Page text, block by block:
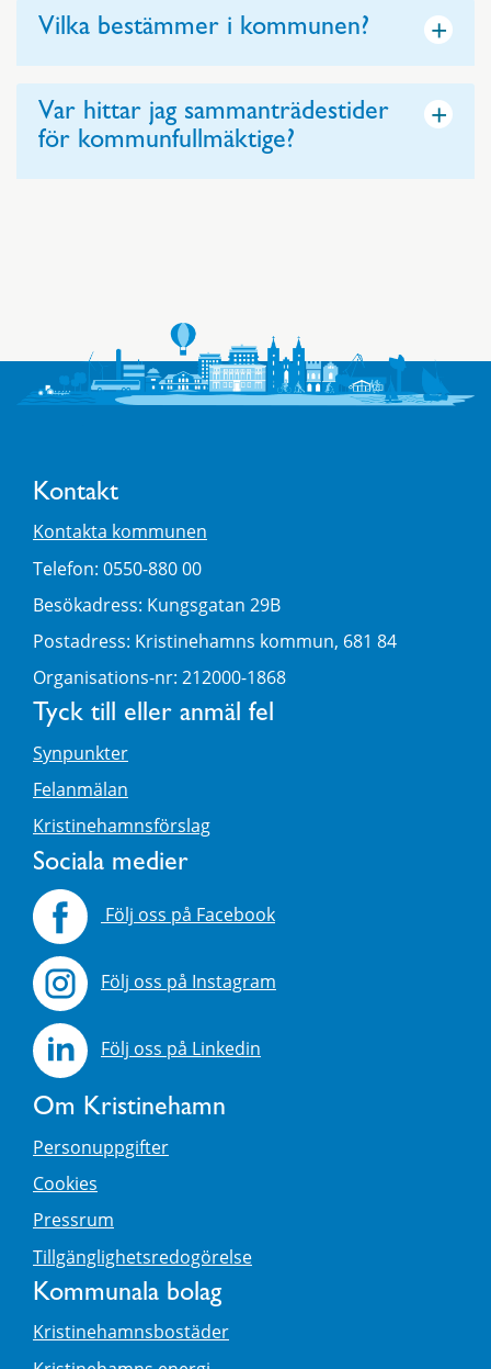
Vilka bestämmer i kommunen? +
Var hittar jag sammanträdestider
för kommunfullmäktige?
+
Kontakt
Kontakta kommunen
Telefon: 0550-880 00
Besökadress: Kungsgatan 29B
Postadress: Kristinehamns kommun, 681 84
Organisations-nr: 212000-1868
Tyck till eller anmäl fel
Synpunkter
Felanmälan
Kristinehamnsförslag
Sociala medier
Följ oss på Facebook
Följ oss på Instagram
Följ oss på Linkedin
Om Kristinehamn
Personuppgifter
Cookies
Pressrum
Tillgänglighetsredogörelse
Kommunala bolag
Kristinehamnsbostäder